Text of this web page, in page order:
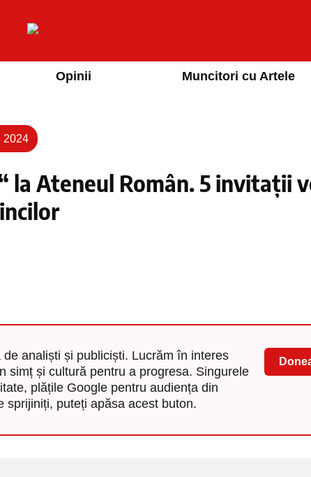
Opinii Muncitori cu Artele
2024
la Ateneul Român. 5 invitații
analiști și publiciști. Lucrăm în interes
simț și cultură pentru a progresa. Singurele
plățile Google pentru audiența din
sprijiniți, puteți apăsa acest buton.